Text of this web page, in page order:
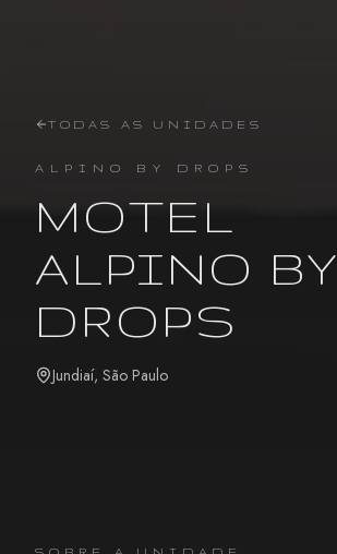
TODAS AS UNIDADES
ALPINO BY DROPS
MOTEL
ALPINO BY
DROPS
Jundiaí, São Paulo